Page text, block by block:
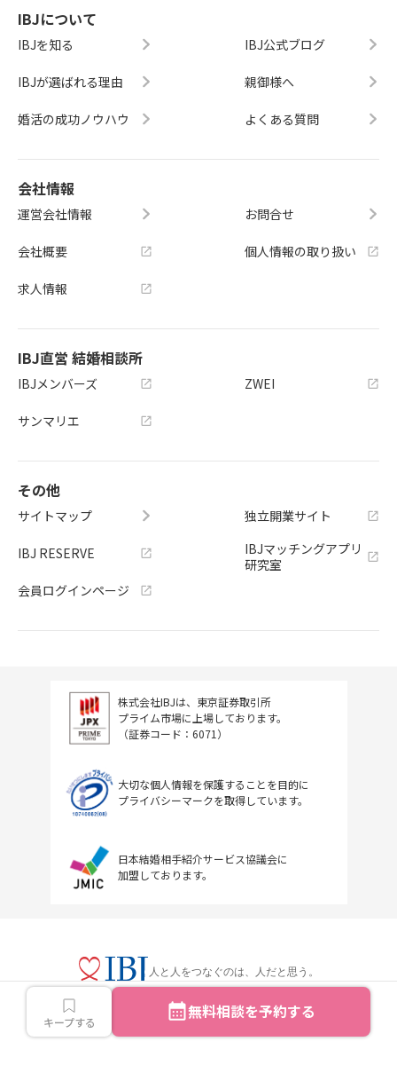
キープする 無料相談を予約する
IBJについて
IBJを知る
IBJが選ばれる理由
婚活の成功ノウハウ
IBJ公式ブログ
親御様へ
よくある質問
会社情報
運営会社情報
会社概要
求人情報
お問合せ
個人情報の取り扱い
IBJ直営 結婚相談所
IBJメンバーズ
サンマリエ
ZWEI
その他
サイトマップ
IBJ RESERVE
会員ログインページ
独立開業サイト
IBJマッチングアプリ
研究室
株式会社IBJは、東京証券取引所
プライム市場に上場しております。
（証券コード：6071）
大切な個人情報を保護することを目的に
プライバシーマークを取得しています。
日本結婚相手紹介サービス協議会に
加盟しております。
人と人をつなぐのは、人だと思う。